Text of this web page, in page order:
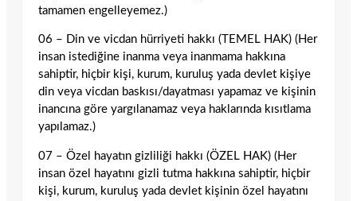
tamamen engelleyemez.)
06 – Din ve vicdan hürriyeti hakkı (TEMEL HAK) (Her
insan istediğine inanma veya inanmama hakkına
sahiptir, hiçbir kişi, kurum, kuruluş yada devlet kişiye
din veya vicdan baskısı/dayatması yapamaz ve kişinin
inancına göre yargılanamaz veya haklarında kısıtlama
yapılamaz.)
07 – Özel hayatın gizliliği hakkı (ÖZEL HAK) (Her
insan özel hayatını gizli tutma hakkına sahiptir, hiçbir
kişi, kurum, kuruluş yada devlet kişinin özel hayatını